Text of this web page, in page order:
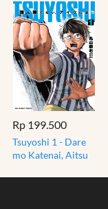
Rp 199.500
Tsuyoshi 1 - Dare
mo Katenai, Aitsu